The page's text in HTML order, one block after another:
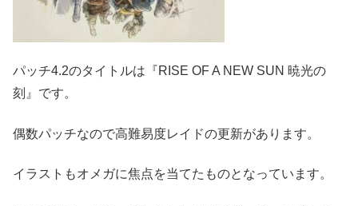
パッチ4.2のタイトルは『RISE OF A NEW SUN 暁光の
刻』です。
偶数パッチなので高難易度レイドの更新があります。
イラストもオメガに焦点を当てたものとなっています。